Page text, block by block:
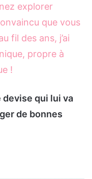
explorer
que vous
fil des ans, j’ai
propre à
!
qui lui va
de bonnes